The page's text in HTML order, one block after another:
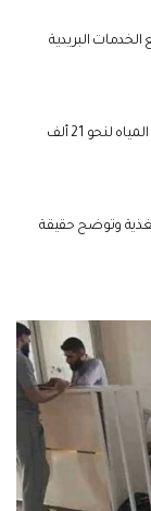
البريدية
تأهيل محطة مياه مراط بدير الزور لإعادة ضخ المياه لنحو 21 ألف
وتوضح حقيقة